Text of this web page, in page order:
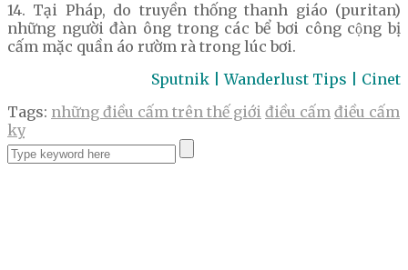
14. Tại Pháp, do truyền thống thanh giáo (puritan)
những người đàn ông trong các bể bơi công cộng bị
cấm mặc quần áo rườm rà trong lúc bơi.
Sputnik | Wanderlust Tips | Cinet
Tags: những điều cấm trên thế giới điều cấm điều cấm
kỵ